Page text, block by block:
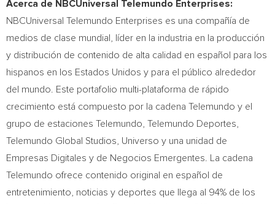
Acerca de NBCUniversal Telemundo Enterprises:
NBCUniversal Telemundo Enterprises es una compañía de
medios de clase mundial, líder en la industria en la producción
y distribución de contenido de alta calidad en español para los
hispanos en los Estados Unidos y para el público alrededor
del mundo. Este portafolio multi-plataforma de rápido
crecimiento está compuesto por la cadena Telemundo y el
grupo de estaciones Telemundo, Telemundo Deportes,
Telemundo Global Studios, Universo y una unidad de
Empresas Digitales y de Negocios Emergentes. La cadena
Telemundo ofrece contenido original en español de
entretenimiento, noticias y deportes que llega al 94% de los